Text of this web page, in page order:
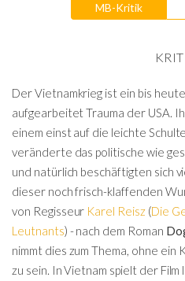
MB-Kritik
Der Vietnamkrieg ist ein bis
aufgearbeitet Trauma der USA.
einem einst auf die leichte
veränderte das politische wie
und natürlich beschäftigten sich
dieser noch frisch-klaffenden
von Regisseur Karel Reisz(Die
Leutnants) - nach dem Roman
nimmt dies zum Thema, ohne ein
zu sein. In Vietnam spielt der